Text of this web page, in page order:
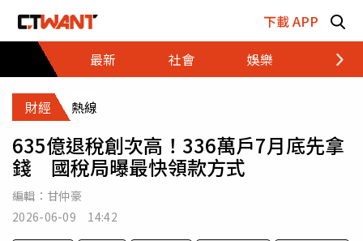
下載 APP
最新
社會 娛樂 財經
財經 熱線
635億退稅創次高！336萬戶7月底先拿
錢 國稅局曝最快領款方式
編輯： 甘仲豪
2026-06-09 14:42